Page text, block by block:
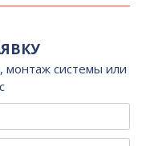
монтаж системы или